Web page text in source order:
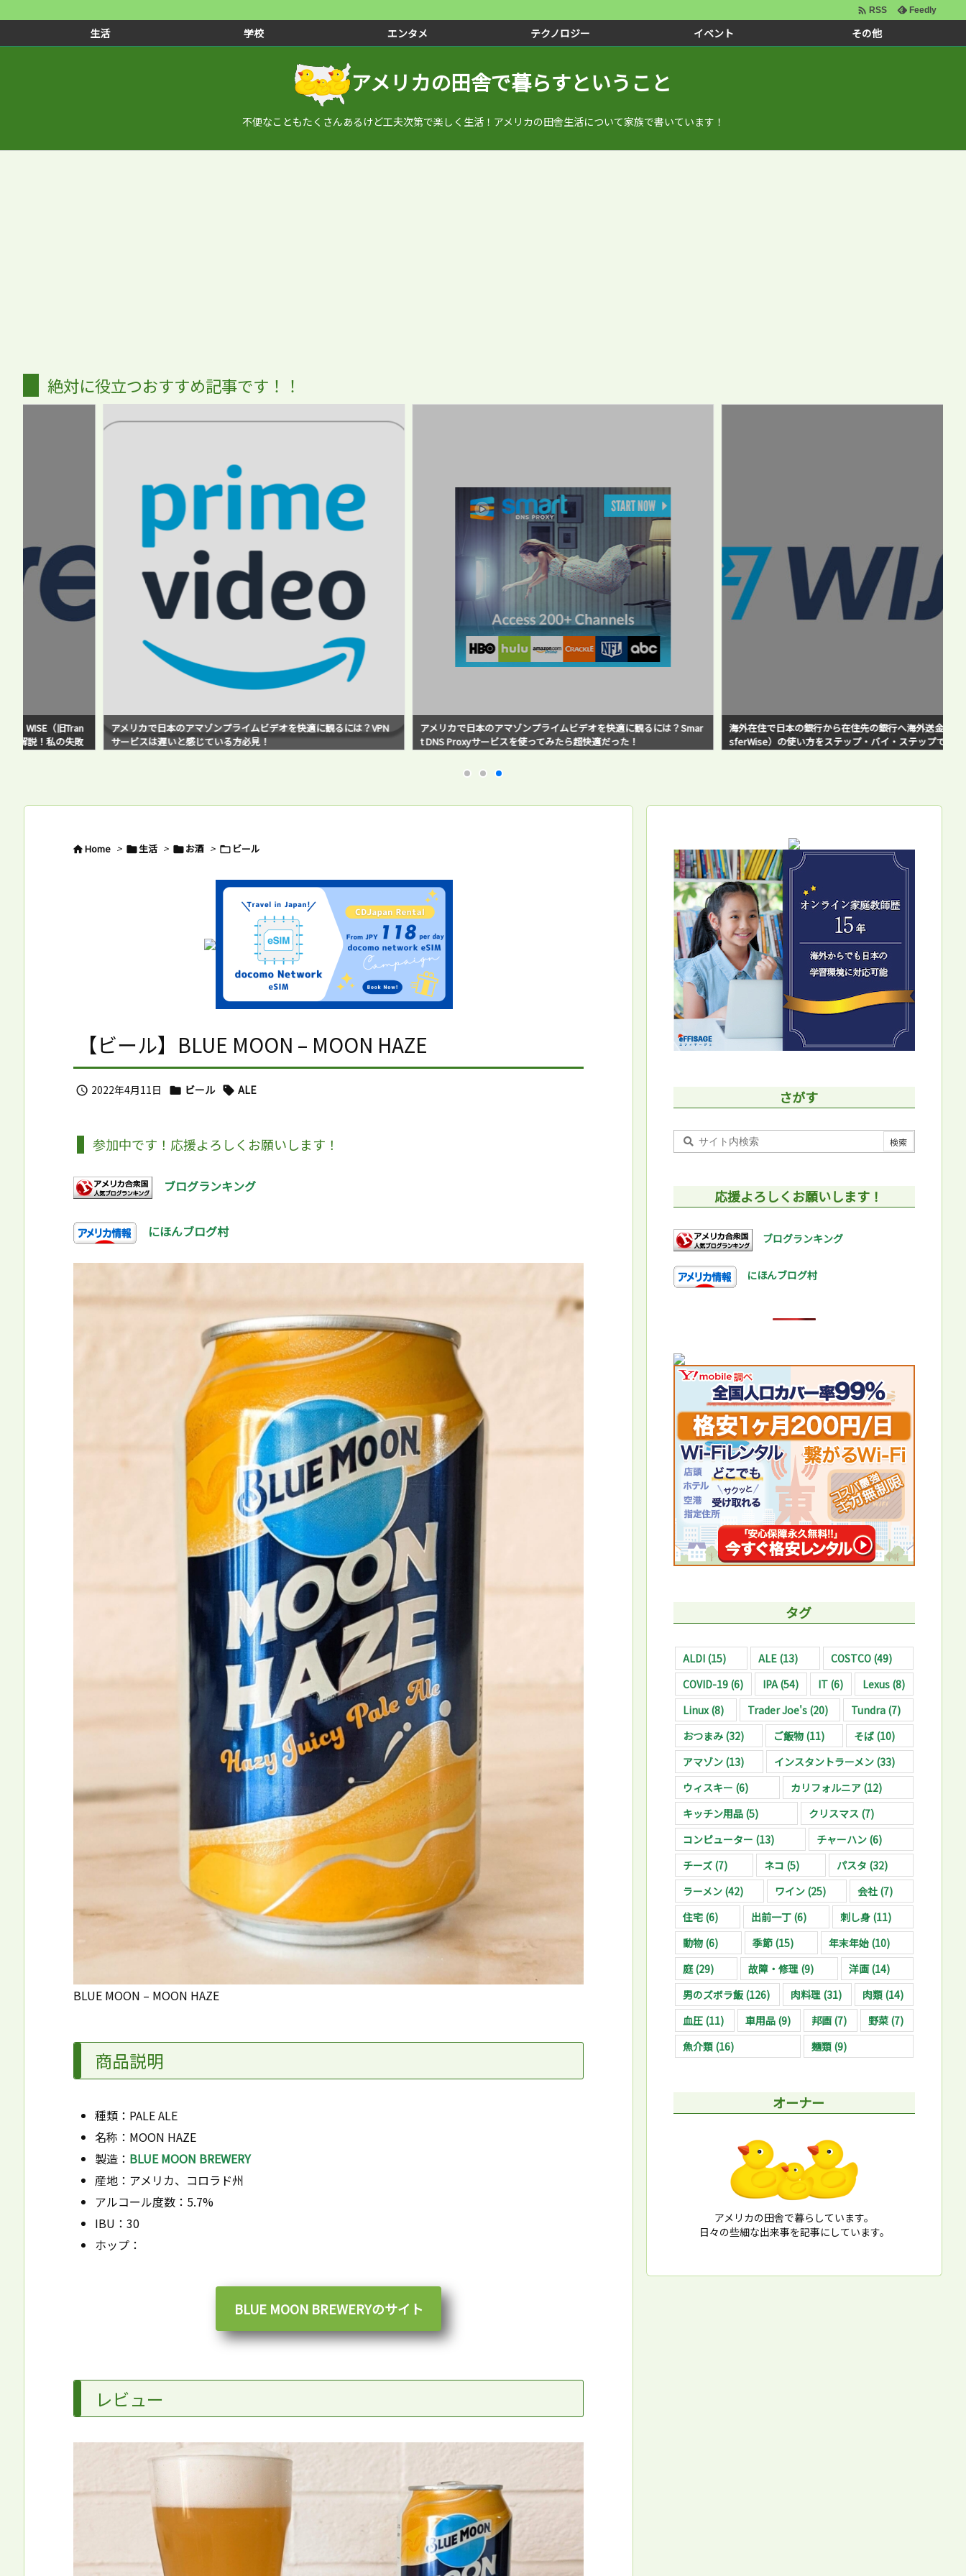
生活 学校 エンタメ テクノロジー イベント その他
 RSS Feedly
アメリカの田舎で暮らすということ
不便なこともたくさんあるけど工夫次第で楽しく生活！アメリカの田舎生活について家族で書いています！
絶対に役立つおすすめ記事です！！
アメリカで日本のアマゾンプライムビデオを快適に観るには？VPN
サービスは遅いと感じている方必見！
アメリカで日本のアマゾンプライムビデオを快適に観るには？Smar
t DNS Proxyサービスを使ってみたら超快適だった！
海外在住で日本の銀行から在住先の銀行へ海外送金！WISE（旧Tran
sferWise）の使い方をステップ・バイ・ステップで解説！私の失敗
例と対策方法も紹介！
Home > 生活 > お酒 >  ビール
【ビール】BLUE MOON – MOON HAZE
 2022年4月11日  ビール  ALE
参加中です！応援よろしくお願いします！
ブログランキング
にほんブログ村
BLUE MOON – MOON HAZE
商品説明
種類：PALE ALE
名称：MOON HAZE
製造： BLUE MOON BREWERY
産地：アメリカ、コロラド州
アルコール度数：5.7%
IBU：30
ホップ：
BLUE MOON BREWERYのサイト
レビュー
さがす
応援よろしくお願いします！
ブログランキング
にほんブログ村
タグ
ALDI (15) ALE (13) COSTCO(49)
COVID-19 (6) IPA(54) IT (6) Lexus (8)
Linux(8) Trader Joe's(20) Tundra (7)
おつまみ (32) ご飯物 (11) そば (10)
アマゾン (13) インスタントラーメン(33)
ウィスキー (6) カリフォルニア (12)
キッチン用品 (5) クリスマス (7)
コンピューター (13) チャーハン (6)
チーズ (7) ネコ (5) パスタ (32)
ラーメン (42) ワイン (25) 会社 (7)
住宅 (6) 出前一丁 (6) 刺し身(11)
動物 (6) 季節 (15) 年末年始(10)
庭(29) 故障・修理 (9) 洋画(14)
男のズボラ飯 (126) 肉料理 (31) 肉類 (14)
血圧 (11) 車用品(9) 邦画(7) 野菜(7)
魚介類 (16) 麺類 (9)
オーナー
アメリカの田舎で暮らしています。
日々の些細な出来事を記事にしています。